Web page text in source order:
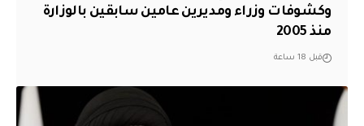
وكشوفات وزراء ومديرين عامين سابقين بالوزارة
منذ 2005
قبل 18 ساعة